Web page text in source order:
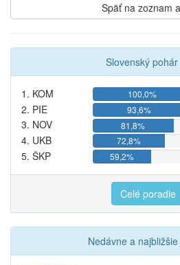
Späť na zoznam
Slovenský
1. KOM 100,0%
2. PIE
93,6%
3. NOV
81,8%
4. UKB
72,8%
5. ŠKP
59,2%
Celé poradie
Nedávne a